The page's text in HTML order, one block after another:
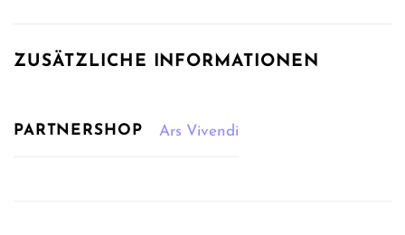
ZUSÄTZLICHE INFORMATIONEN
PARTNERSHOP Ars Vivendi